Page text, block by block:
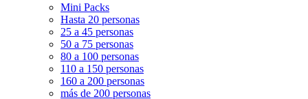
Mini Packs
Hasta 20 personas
25 a 45 personas
50 a 75 personas
80 a 100 personas
110 a 150 personas
160 a 200 personas
más de 200 personas